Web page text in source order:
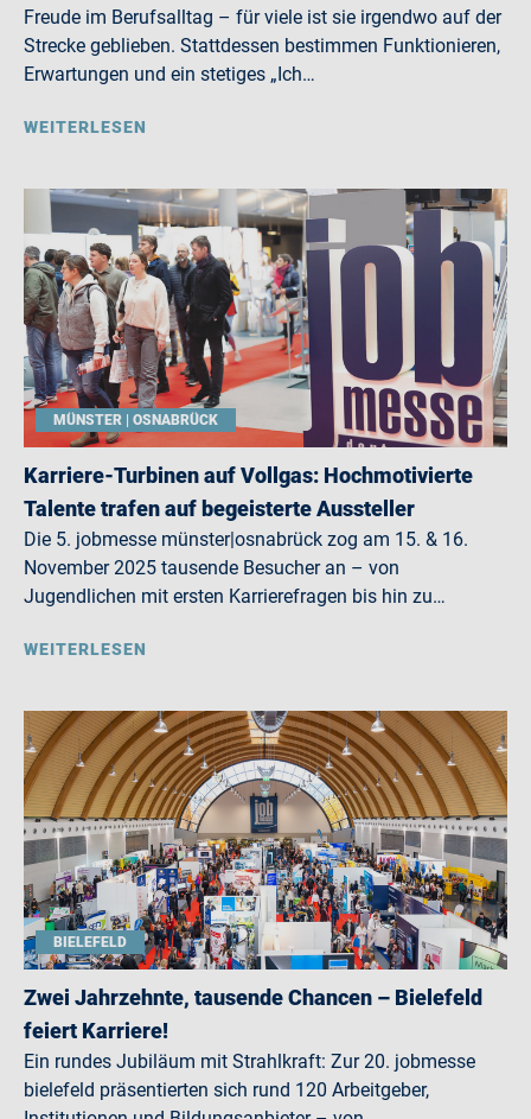
Freude im Berufsalltag – für viele ist sie irgendwo auf der
Strecke geblieben. Stattdessen bestimmen Funktionieren,
Erwartungen und ein stetiges „Ich…
WEITERLESEN
MÜNSTER | OSNABRÜCK
Karriere-Turbinen auf Vollgas: Hochmotivierte
Talente trafen auf begeisterte Aussteller
Die 5. jobmesse münster|osnabrück zog am 15. & 16.
November 2025 tausende Besucher an – von
Jugendlichen mit ersten Karrierefragen bis hin zu…
WEITERLESEN
BIELEFELD
Zwei Jahrzehnte, tausende Chancen – Bielefeld
feiert Karriere!
Ein rundes Jubiläum mit Strahlkraft: Zur 20. jobmesse
bielefeld präsentierten sich rund 120 Arbeitgeber,